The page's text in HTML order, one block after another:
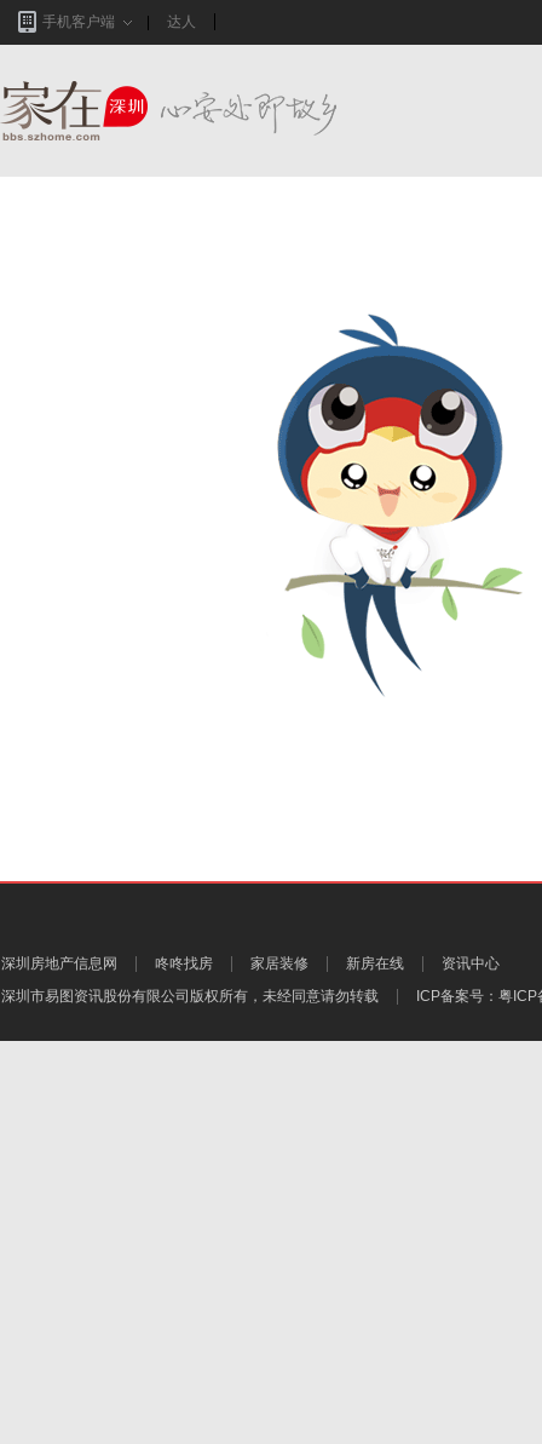
手机客户端 达人
深圳房地产信息网 咚咚找房 家居装修 新房在线
资讯中心
深圳市易图资讯股份有限公司 版权所有，未经同意请勿转载 ICP备案号： 粤ICP